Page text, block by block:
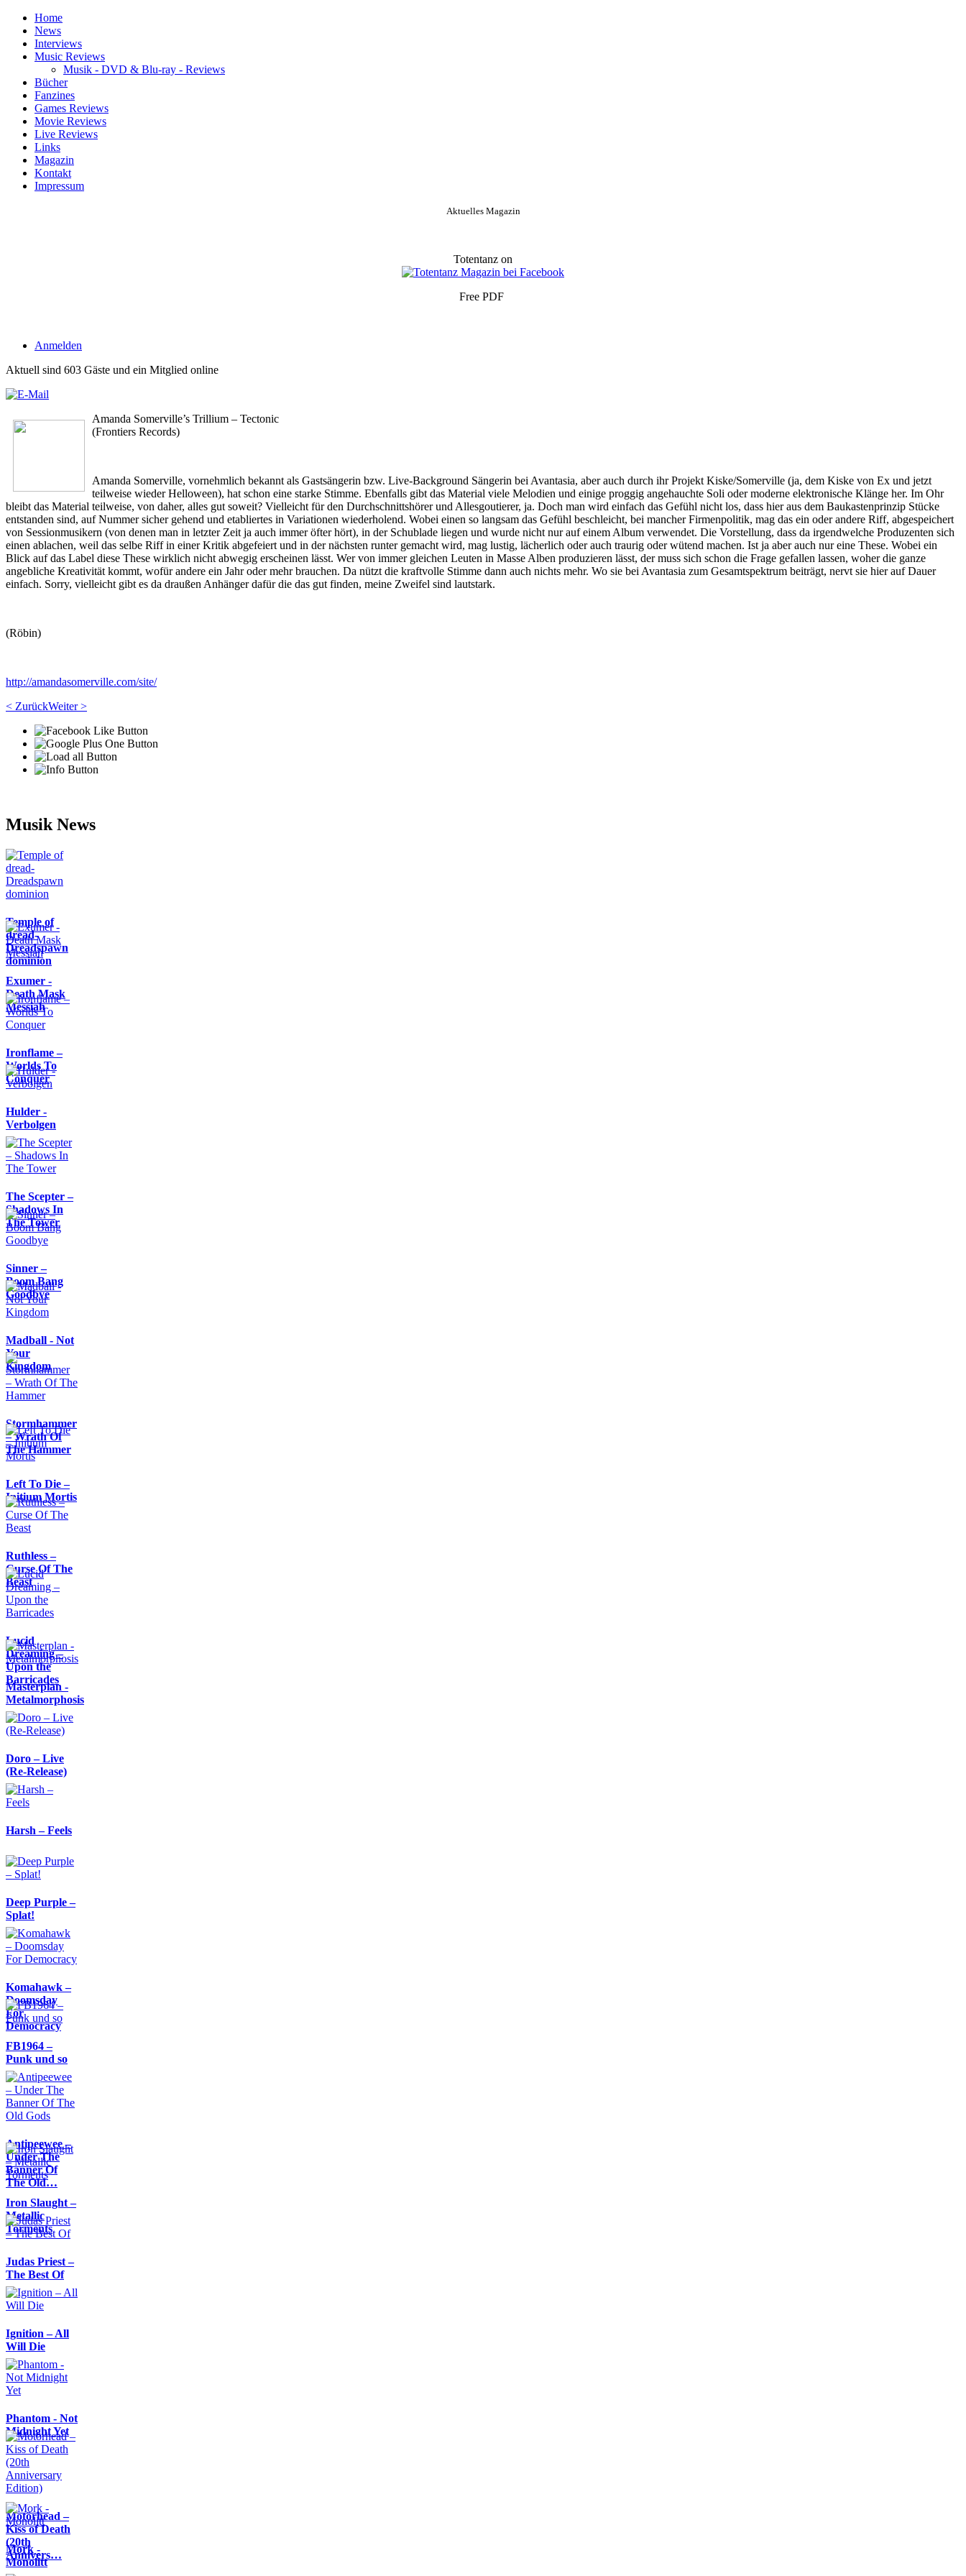
Home
News
Interviews
Music Reviews
Musik - DVD & Blu-ray - Reviews
Bücher
Fanzines
Games Reviews
Movie Reviews
Live Reviews
Links
Magazin
Kontakt
Impressum
Aktuelles Magazin
Totentanz on
Free PDF
Anmelden
Aktuell sind 603 Gäste und ein Mitglied online
Amanda Somerville’s Trillium – Tectonic
(Frontiers Records)
Amanda Somerville, vornehmlich bekannt als Gastsängerin bzw. Live-Background Sängerin bei Avantasia, aber auch durch ihr Projekt Kiske/Somerville (ja, dem Kiske von Ex und jetzt
teilweise wieder Helloween), hat schon eine starke Stimme. Ebenfalls gibt das Material viele Melodien und einige proggig angehauchte Soli oder moderne elektronische Klänge her. Im Ohr
bleibt das Material teilweise, von daher, alles gut soweit? Vielleicht für den Durchschnittshörer und Allesgoutierer, ja. Doch man wird einfach das Gefühl nicht los, dass hier aus dem Baukastenprinzip Stücke
entstanden sind, auf Nummer sicher gehend und etabliertes in Variationen wiederholend. Wobei einen so langsam das Gefühl beschleicht, bei mancher Firmenpolitik, mag das ein oder andere Riff, abgespeichert
von Sessionmusikern (von denen man in letzter Zeit ja auch immer öfter hört), in der Schublade liegen und wurde nicht nur auf einem Album verwendet. Die Vorstellung, dass da irgendwelche Produzenten sich
einen ablachen, weil das selbe Riff in einer Kritik abgefeiert und in der nächsten runter gemacht wird, mag lustig, lächerlich oder auch traurig oder wütend machen. Ist ja aber auch nur eine These. Wobei ein
Blick auf das Label diese These wirklich nicht abwegig erscheinen lässt. Wer von immer gleichen Leuten in Masse Alben produzieren lässt, der muss sich schon die Frage gefallen lassen, woher die ganze
angebliche Kreativität kommt, wofür andere ein Jahr oder mehr brauchen. Da nützt die kraftvolle Stimme dann auch nichts mehr. Wo sie bei Avantasia zum Gesamtspektrum beiträgt, nervt sie hier auf Dauer
einfach. Sorry, vielleicht gibt es da draußen Anhänger dafür die das gut finden, meine Zweifel sind lautstark.
(Röbin)
http://amandasomerville.com/site/
< ZurückWeiter >
Musik News
Temple of
dread-
Dreadspawn
dominion
Exumer -
Death Mask
Messiah
Ironflame –
Worlds To
Conquer
Hulder -
Verbolgen
The Scepter –
Shadows In
The Tower
Sinner –
Boom Bang
Goodbye
Madball - Not
Your
Kingdom
Stormhammer
– Wrath Of
The Hammer
Left To Die –
Initium Mortis
Ruthless –
Curse Of The
Beast
Lucid
Dreaming –
Upon the
Barricades
Masterplan -
Metalmorphosis
Doro – Live
(Re-Release)
Harsh – Feels
Deep Purple –
Splat!
Komahawk –
Doomsday
For
Democracy
FB1964 –
Punk und so
Antipeewee –
Under The
Banner Of
The Old…
Iron Slaught –
Metallic
Torments
Judas Priest –
The Best Of
Ignition – All
Will Die
Phantom - Not
Midnight Yet
Motörhead –
Kiss of Death
(20th
Annivers…
Mork -
Monolitt